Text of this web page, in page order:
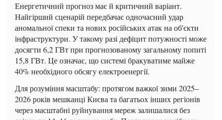
Енергетичний прогноз має й критичний варіант.
Найгірший сценарій передбачає одночасний удар
аномальної спеки та нових російських атак на об'єкти
інфраструктури. У такому разі дефіцит потужності може
досягти 6,2 ГВт при прогнозованому загальному попиті
15,8 ГВт. Це означає, що системі бракуватиме майже
40% необхідного обсягу електроенергії.
Для розуміння масштабу: протягом важкої зими 2025–
2026 років мешканці Києва та багатьох інших регіонів
через масштабні руйнування мереж залишалися без